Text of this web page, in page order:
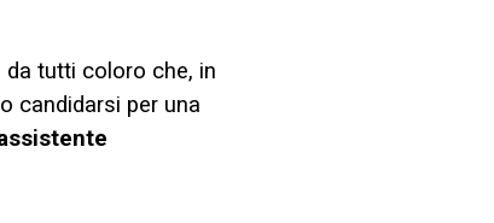
tutti coloro che, in
candidarsi per una